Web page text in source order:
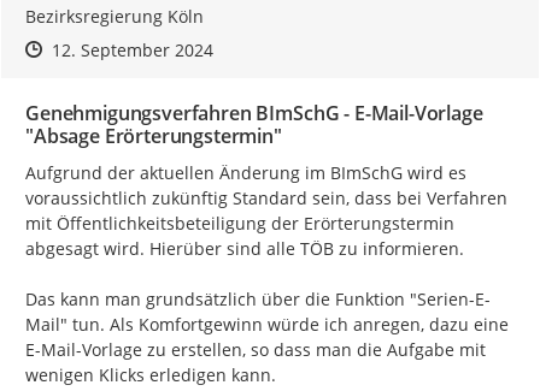
Bezirksregierung Köln
Zeitpunkt des Erstellens
Zeitpunkt des Erstellens
12. September 2024Zur Äußerung
Genehmigungsverfahren BImSchG - E-Mail-Vorlage
"Absage Erörterungstermin"
Aufgrund der aktuellen Änderung im BImSchG wird es
voraussichtlich zukünftig Standard sein, dass bei Verfahren
mit Öffentlichkeitsbeteiligung der Erörterungstermin
abgesagt wird. Hierüber sind alle TÖB zu informieren.
Das kann man grundsätzlich über die Funktion "Serien-E-
Mail" tun. Als Komfortgewinn würde ich anregen, dazu eine
E-Mail-Vorlage zu erstellen, so dass man die Aufgabe mit
wenigen Klicks erledigen kann.